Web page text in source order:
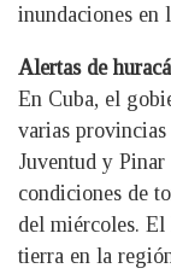
inundaciones en
Alertas de
En Cuba, el
varias
Juventud y
condiciones de
del miércoles.
tierra en la